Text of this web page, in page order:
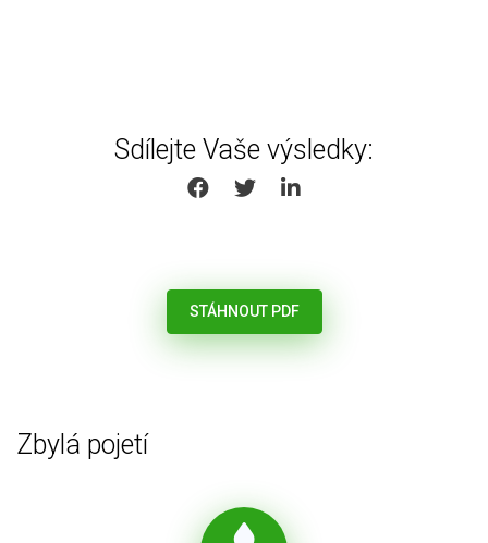
Sdílejte Vaše výsledky:
SHARE ON FACEBOOK
SHARE ON TWITTER
SHARE ON LINKEDIN
STÁHNOUT PDF
Zbylá pojetí